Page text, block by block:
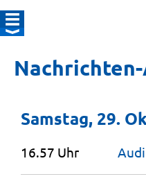
Samstag, 29.
16.57 Uhr